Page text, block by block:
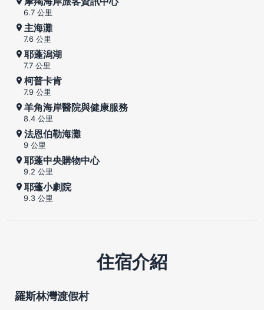
6.7 公里
主海灘
7.6 公里
耶蓬潟湖
7.7 公里
柯普卡肯
7.9 公里
羊角海岸醫院與健康服務
8.4 公里
法恩伯勒海灘
9 公里
耶蓬中央購物中心
9.2 公里
耶蓬小劇院
9.3 公里
住宿介紹
羅斯林灣渡假村